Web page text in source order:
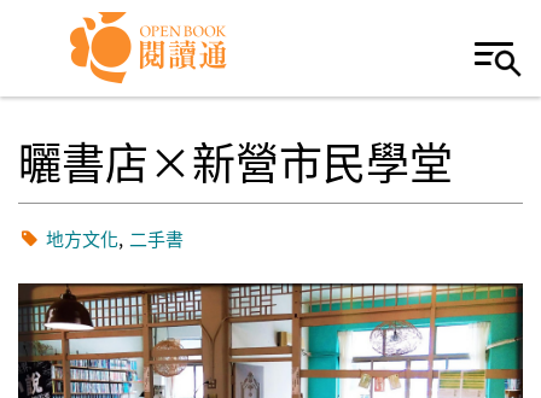
Skip to navigation
移至主內容
曬書店×新營市民學堂
地方文化 二手書